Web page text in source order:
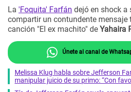
La 'Foquita' Farfán dejó en shock a
compartir un contundente mensaje
canción "El ex machito" de Yahaira
Únete al canal de
Melissa Klug habla sobre Jefferson
manipular juicio de su primo: “Con